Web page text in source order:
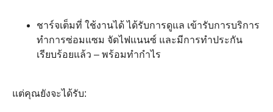
ชาร์จเต็มที่ ใช้งานได้ ได้รับการดูแล เข้ารับการบริการ
ทำการซ่อมแซม จัดไฟแนนซ์ และมีการทำประกัน
เรียบร้อยแล้ว – พร้อมทำกำไร
แต่คุณยังจะได้รับ: